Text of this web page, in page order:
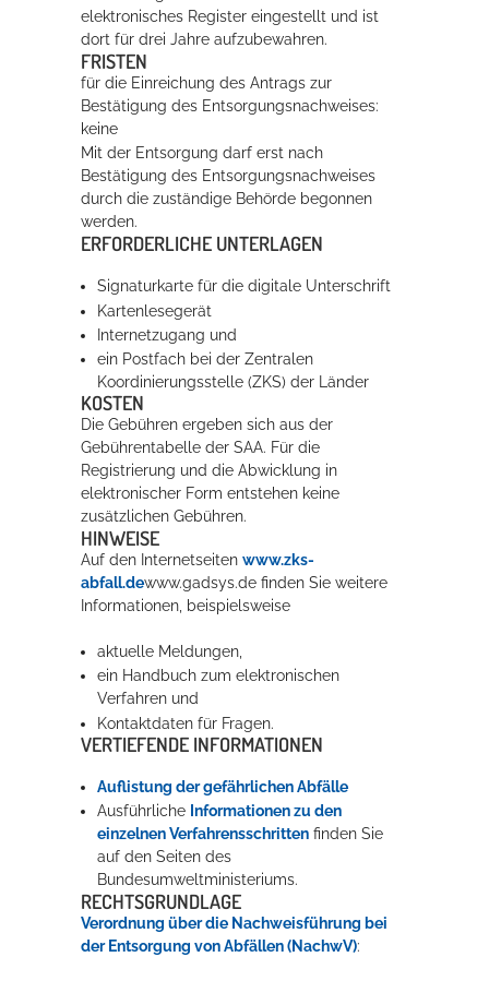
elektronisches Register eingestellt und ist
dort für drei Jahre aufzubewahren.
FRISTEN
für die Einreichung des Antrags zur
Bestätigung des Entsorgungsnachweises:
keine
Mit der Entsorgung darf erst nach
Bestätigung des Entsorgungsnachweises
durch die zuständige Behörde begonnen
werden.
ERFORDERLICHE UNTERLAGEN
Signaturkarte für die digitale Unterschrift
Kartenlesegerät
Internetzugang und
ein Postfach bei der Zentralen
Koordinierungsstelle (ZKS) der Länder
KOSTEN
Die Gebühren ergeben sich aus der
Gebührentabelle der SAA. Für die
Registrierung und die Abwicklung in
elektronischer Form entstehen keine
zusätzlichen Gebühren.
HINWEISE
Auf den Internetseiten www.zks-
abfall.dewww.gadsys.de finden Sie weitere
Informationen, beispielsweise
aktuelle Meldungen,
ein Handbuch zum elektronischen
Verfahren und
Kontaktdaten für Fragen.
VERTIEFENDE INFORMATIONEN
Auflistung der gefährlichen Abfälle
Ausführliche Informationen zu den
einzelnen Verfahrensschritten finden Sie
auf den Seiten des
Bundesumweltministeriums.
RECHTSGRUNDLAGE
Verordnung über die Nachweisführung bei
der Entsorgung von Abfällen (NachwV):